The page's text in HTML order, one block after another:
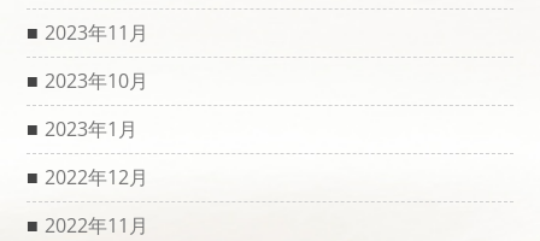
2023年11月
2023年10月
2023年1月
2022年12月
2022年11月